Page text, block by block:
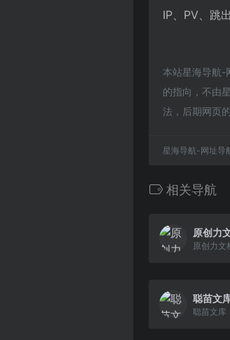
IP、PV、跳
本站星海导航-
的指向，不由
法，后期网页
星海导航-网址导
相关导航
原创力
聪苗文